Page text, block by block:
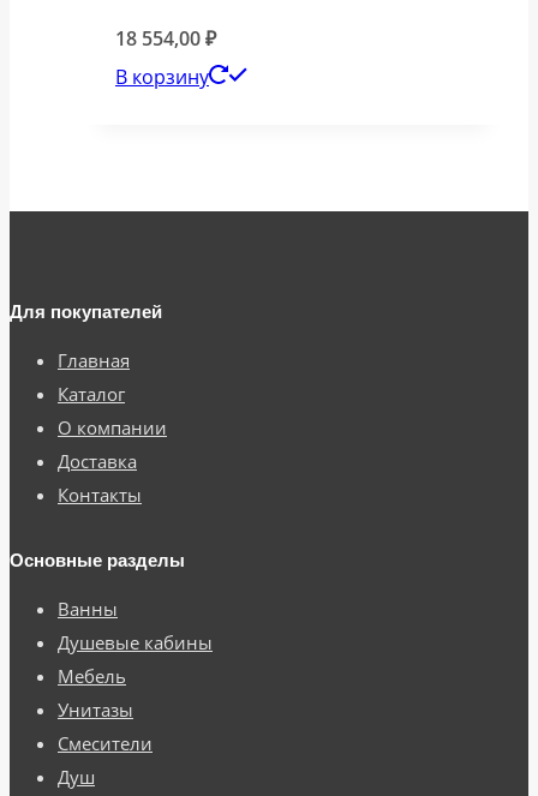
18 554,00₽
В корзину
Для покупателей
Главная
Каталог
О компании
Доставка
Контакты
Основные разделы
Ванны
Душевые кабины
Мебель
Унитазы
Смесители
Душ